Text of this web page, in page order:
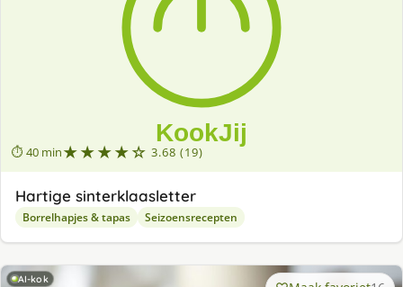
⏱ 40 min★★★★☆ 3.68 (19)
Hartige sinterklaasletter
Borrelhapjes & tapas Seizoensrecepten
AI-kok